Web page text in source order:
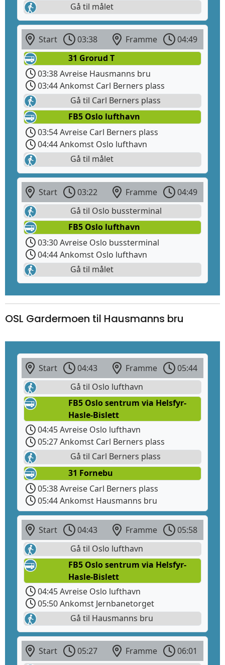
Gå til målet
Start 03:38 Framme
04:49
31 Grorud T
03:38 Avreise Hausmanns bru
03:44 Ankomst Carl Berners plass
Gå til Carl Berners plass
FB5 Oslo lufthavn
03:54 Avreise Carl Berners plass
04:44 Ankomst Oslo lufthavn
Gå til målet
Start 03:22 Framme
04:49
Gå til Oslo bussterminal
FB5 Oslo lufthavn
03:30 Avreise Oslo bussterminal
04:44 Ankomst Oslo lufthavn
Gå til målet
OSL Gardermoen til Hausmanns bru
Start 04:43 Framme
05:44
Gå til Oslo lufthavn
FB5 Oslo sentrum via Helsfyr-
Hasle-Bislett
04:45 Avreise Oslo lufthavn
05:27 Ankomst Carl Berners plass
Gå til Carl Berners plass
31 Fornebu
05:38 Avreise Carl Berners plass
05:44 Ankomst Hausmanns bru
Start 04:43 Framme
05:58
Gå til Oslo lufthavn
FB5 Oslo sentrum via Helsfyr-
Hasle-Bislett
04:45 Avreise Oslo lufthavn
05:50 Ankomst Jernbanetorget
Gå til Hausmanns bru
Start 05:27 Framme
06:01